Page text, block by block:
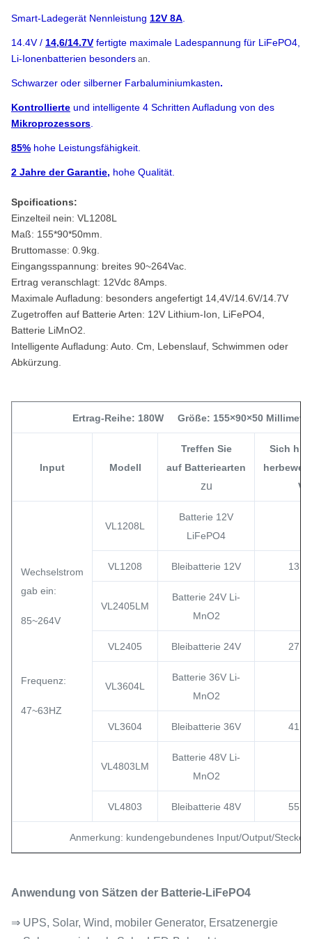
Smart-Ladegerät Nennleistung 12V 8A
14.4V / 14,6/14.7V fertigte maximale Ladespannung für LiFePO4,
Li-Ionenbatterien besonders an
Schwarzer oder silberner Farbaluminiumkasten.
Kontrollierte und intelligente 4 Schritten Aufladung von des
Mikroprozessors
85% hohe Leistungsfähigkeit.
2 Jahre der Garantie, hohe Qualität.
Spcifications:
Einzelteil nein: VL1208L
Maß: 155*90*50mm.
Bruttomasse: 0.9kg.
Eingangsspannung: breites 90~264Vac.
Ertrag veranschlagt: 12Vdc 8Amps.
Maximale Aufladung: besonders angefertigt 14,4V/14.6V/14.7V
Zugetroffen auf Batterie Arten: 12V Lithium-Ion, LiFePO4,
Batterie LiMnO2.
Intelligente Aufladung: Auto. Cm, Lebenslauf, Schwimmen oder
Abkürzung.
Ertrag-Reihe: 180W Größe: 155×90×50
Input Modell
Treffen Sie
auf Batteriearten
zu
Sich
V
Wechselstrom
gab ein:
85~264V
Frequenz:
47~63HZ
VL1208L
Batterie 12V
LiFePO4
VL1208 Bleibatterie 12V
VL2405LM
Batterie 24V Li-
MnO2
VL2405 Bleibatterie 24V
VL3604L
Batterie 36V Li-
MnO2
VL3604 Bleibatterie 36V
VL4803LM
Batterie 48V Li-
MnO2
VL4803 Bleibatterie 48V
Anmerkung: kundengebundenes Input/Output/
Anwendung von Sätzen der Batterie-LiFePO4
⇒ UPS, Solar, Wind, mobiler Generator, Ersatzenergie